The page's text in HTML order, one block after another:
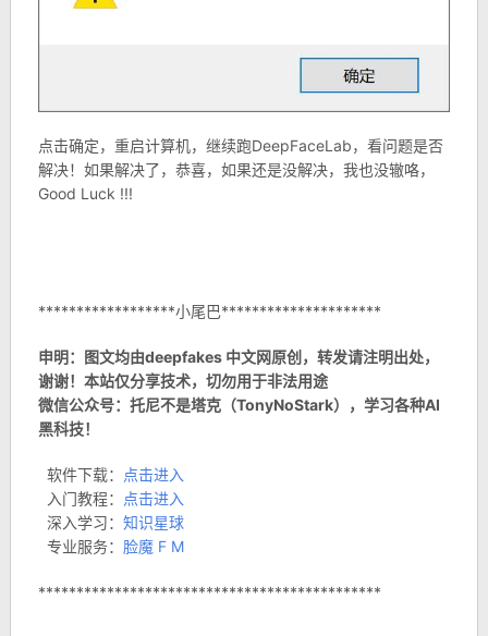
点击确定，重启计算机，继续跑DeepFaceLab，看问题是否
解决！如果解决了，恭喜，如果还是没解决，我也没辙咯，
Good Luck !!!
******************小尾巴*********************
申明：图文均由deepfakes 中文网原创，转发请注明出处，
谢谢！本站仅分享技术，切勿用于非法用途
微信公众号：托尼不是塔克（TonyNoStark），学习各种AI
黑科技！
软件下载：
点击进入
入门教程：
点击进入
深入学习： 知识星球
专业服务： 脸魔 F M
*********************************************